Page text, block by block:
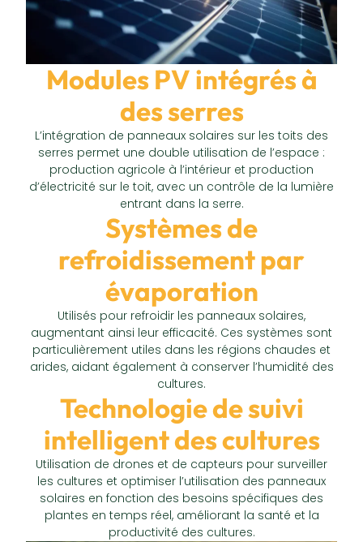
Modules PV intégrés à
des serres
L’intégration de panneaux solaires sur les toits des
serres permet une double utilisation de l’espace :
production agricole à l’intérieur et production
d’électricité sur le toit, avec un contrôle de la lumière
entrant dans la serre.
Systèmes de
refroidissement par
évaporation
Utilisés pour refroidir les panneaux solaires,
augmentant ainsi leur efficacité. Ces systèmes sont
particulièrement utiles dans les régions chaudes et
arides, aidant également à conserver l’humidité des
cultures.
Technologie de suivi
intelligent des cultures
Utilisation de drones et de capteurs pour surveiller
les cultures et optimiser l’utilisation des panneaux
solaires en fonction des besoins spécifiques des
plantes en temps réel, améliorant la santé et la
productivité des cultures.